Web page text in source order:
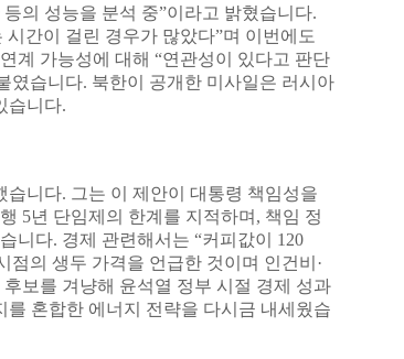
의 성능을 분석 중”이라고 밝혔습니다.
간이 걸린 경우가 많았다”며 이번에도
계 가능성에 대해 “연관성이 있다고 판단
였습니다. 북한이 공개한 미사일은 러시아
습니다.
니다. 그는 이 제안이 대통령 책임성을
5년 단임제의 한계를 지적하며, 책임 정
니다. 경제 관련해서는 “커피값이 120
의 생두 가격을 언급한 것이며 인건비·
보를 겨냥해 윤석열 정부 시절 경제 성과
혼합한 에너지 전략을 다시금 내세웠습